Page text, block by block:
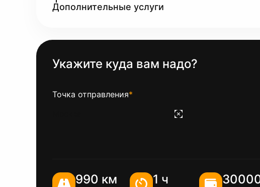
Дополнительные услуги
Укажите куда вам надо?
Точка отправления*
990 км 1 ч